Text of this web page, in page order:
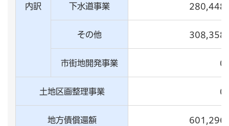
内訳 下水道事業 280,448
その他 308,358
市街地開発事業 0
土地区画整理事業 0
地方債償還額 601,296